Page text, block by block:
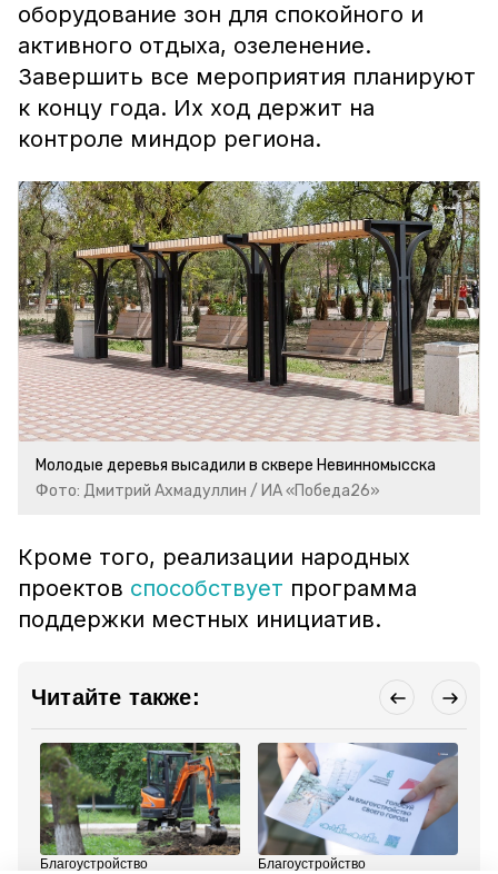
оборудование зон для спокойного и
активного отдыха, озеленение.
Завершить все мероприятия планируют
к концу года. Их ход держит на
контроле миндор региона.
Молодые деревья высадили в сквере Невинномысска
Фото: Дмитрий Ахмадуллин / ИА «Победа26»
Кроме того, реализации народных
проектов способствует программа
поддержки местных инициатив.
Читайте также:
Благоустройство Благоустройство